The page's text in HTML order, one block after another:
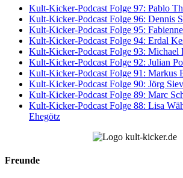
Kult-Kicker-Podcast Folge 97: Pablo
Kult-Kicker-Podcast Folge 96: Dennis
Kult-Kicker-Podcast Folge 95:
Kult-Kicker-Podcast Folge 94: Erdal
Kult-Kicker-Podcast Folge 93: Michael
Kult-Kicker-Podcast Folge 92: Julian
Kult-Kicker-Podcast Folge 91: Markus
Kult-Kicker-Podcast Folge 90: Jörg
Kult-Kicker-Podcast Folge 89: Marc
Kult-Kicker-Podcast Folge 88: Lisa
Ehegötz
Freunde